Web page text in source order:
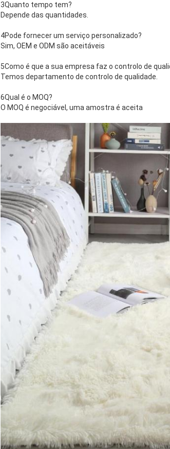
3Quanto tempo tem?
Depende das quantidades.
4Pode fornecer um serviço personalizado?
Sim, OEM e ODM são aceitáveis
5Como é que a sua empresa faz o controlo de
Temos departamento de controlo de qualidade.
6Qual é o MOQ?
O MOQ é negociável, uma amostra é aceita